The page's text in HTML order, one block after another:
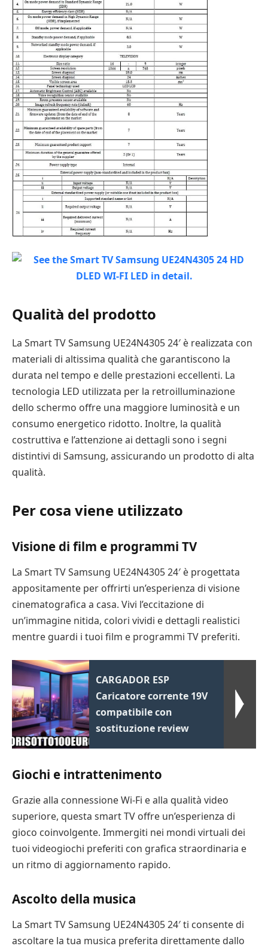
Qualità del prodotto
La Smart TV Samsung UE24N4305 24′ è realizzata con
materiali di altissima qualità che garantiscono la
durata nel tempo e delle prestazioni eccellenti. La
tecnologia LED utilizzata per la retroilluminazione
dello schermo offre una maggiore luminosità e un
consumo energetico ridotto. Inoltre, la qualità
costruttiva e l’attenzione ai dettagli sono i segni
distintivi di Samsung, assicurando un prodotto di alta
qualità.
Per cosa viene utilizzato
Visione di film e programmi TV
La Smart TV Samsung UE24N4305 24′ è progettata
appositamente per offrirti un’esperienza di visione
cinematografica a casa. Vivi l’eccitazione di
un’immagine nitida, colori vividi e dettagli realistici
mentre guardi i tuoi film e programmi TV preferiti.
CARGADOR ESP
Caricatore corrente 19V
compatibile con
sostituzione review
Giochi e intrattenimento
Grazie alla connessione Wi-Fi e alla qualità video
superiore, questa smart TV offre un’esperienza di
gioco coinvolgente. Immergiti nei mondi virtuali dei
tuoi videogiochi preferiti con grafica straordinaria e
un ritmo di aggiornamento rapido.
Ascolto della musica
La Smart TV Samsung UE24N4305 24′ ti consente di
ascoltare la tua musica preferita direttamente dallo